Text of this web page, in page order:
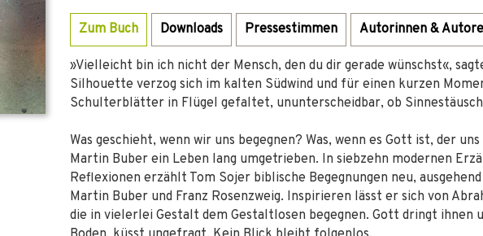
Zum Buch Downloads Pressestimmen Autorinnen &
»Vielleicht bin ich nicht der Mensch, den du dir gerade wünschst«,
Silhouette verzog sich im kalten Südwind und für einen kurzen
Schulterblätter in Flügel gefaltet, ununterscheidbar, ob
Was geschieht, wenn wir uns begegnen? Was, wenn es Gott ist, der
Martin Buber ein Leben lang umgetrieben. In siebzehn modernen
Reflexionen erzählt Tom Sojer biblische Begegnungen neu,
Martin Buber und Franz Rosenzweig. Inspirieren lässt er sich von
die in vielerlei Gestalt dem Gestaltlosen begegnen. Gott dringt ihnen